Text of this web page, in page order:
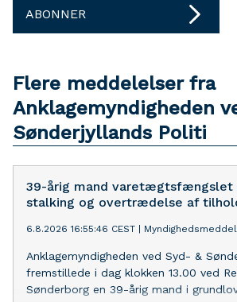
ABONNER
Flere meddelelser fra
Anklagemyndigheden
Sønderjyllands Politi
39-årig mand varetægtsfængslet
stalking og overtrædelse af
6.8.2026 16:55:46 CEST
Anklagemyndigheden ved Syd- &
fremstillede i dag klokken 13.00 ved
Sønderborg en 39-årig mand i